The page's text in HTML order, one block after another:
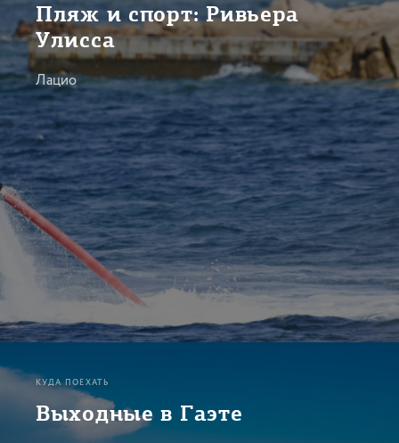
Пляж и спорт: Ривьера
Улисса
Лацио
КУДА ПОЕХАТЬ
Выходные в Гаэте